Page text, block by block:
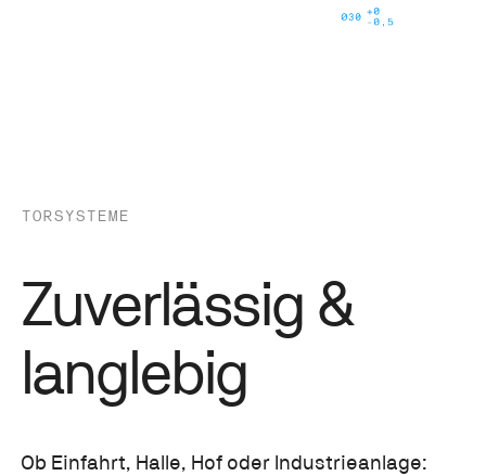
TORSYSTEME
Zuverlässig &
langlebig
Ob Einfahrt, Halle, Hof oder Industrieanlage: